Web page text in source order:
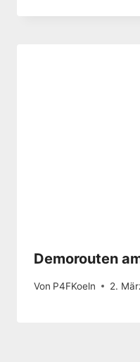
Demorouten
Von P4FKoeln 2.